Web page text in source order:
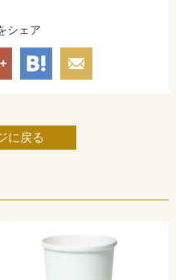
シェア
に戻る